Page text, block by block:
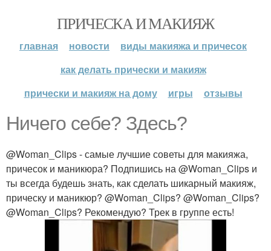
ПРИЧЕСКА И МАКИЯЖ
главная новости
виды макияжа и причесок
как делать прически и макияж
прически и макияж на дому
игры отзывы
Ничего себе? Здесь?
@Woman_Clips - самые лучшие советы для макияжа,
причесок и маникюра? Подпишись на @Woman_Clips и
ты всегда будешь знать, как сделать шикарный макияж,
прическу и маникюр? @Woman_Clips? @Woman_Clips?
@Woman_Clips? Рекомендую? Трек в группе есть!